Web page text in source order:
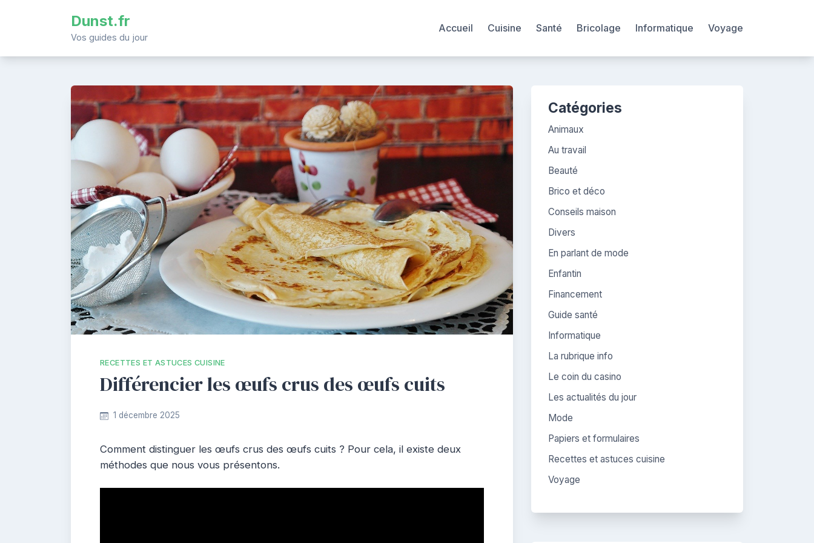
Dunst.fr
Vos guides du jour
Accueil Cuisine Santé Bricolage Informatique Voyage
RECETTES ET ASTUCES CUISINE
Différencier les œufs crus des œufs cuits
1 décembre 2025
Comment distinguer les œufs crus des œufs cuits ? Pour cela, il existe deux
méthodes que nous vous présentons.
Catégories
Animaux
Au travail
Beauté
Brico et déco
Conseils maison
Divers
En parlant de mode
Enfantin
Financement
Guide santé
Informatique
La rubrique info
Le coin du casino
Les actualités du jour
Mode
Papiers et formulaires
Recettes et astuces cuisine
Voyage